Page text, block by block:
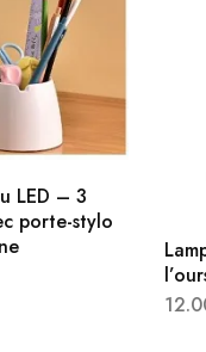
LED – 3
porte-stylo